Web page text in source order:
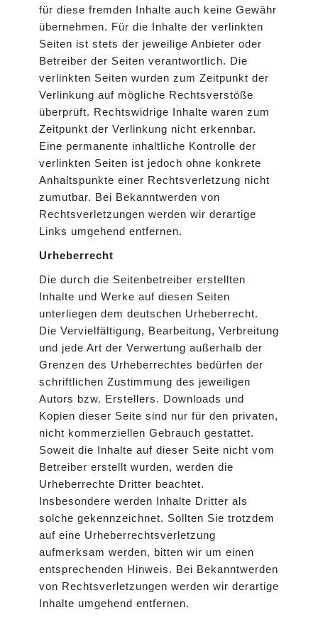
für diese fremden Inhalte auch keine Gewähr
übernehmen. Für die Inhalte der verlinkten
Seiten ist stets der jeweilige Anbieter oder
Betreiber der Seiten verantwortlich. Die
verlinkten Seiten wurden zum Zeitpunkt der
Verlinkung auf mögliche Rechtsverstöße
überprüft. Rechtswidrige Inhalte waren zum
Zeitpunkt der Verlinkung nicht erkennbar.
Eine permanente inhaltliche Kontrolle der
verlinkten Seiten ist jedoch ohne konkrete
Anhaltspunkte einer Rechtsverletzung nicht
zumutbar. Bei Bekanntwerden von
Rechtsverletzungen werden wir derartige
Links umgehend entfernen.
Urheberrecht
Die durch die Seitenbetreiber erstellten
Inhalte und Werke auf diesen Seiten
unterliegen dem deutschen Urheberrecht.
Die Vervielfältigung, Bearbeitung, Verbreitung
und jede Art der Verwertung außerhalb der
Grenzen des Urheberrechtes bedürfen der
schriftlichen Zustimmung des jeweiligen
Autors bzw. Erstellers. Downloads und
Kopien dieser Seite sind nur für den privaten,
nicht kommerziellen Gebrauch gestattet.
Soweit die Inhalte auf dieser Seite nicht vom
Betreiber erstellt wurden, werden die
Urheberrechte Dritter beachtet.
Insbesondere werden Inhalte Dritter als
solche gekennzeichnet. Sollten Sie trotzdem
auf eine Urheberrechtsverletzung
aufmerksam werden, bitten wir um einen
entsprechenden Hinweis. Bei Bekanntwerden
von Rechtsverletzungen werden wir derartige
Inhalte umgehend entfernen.